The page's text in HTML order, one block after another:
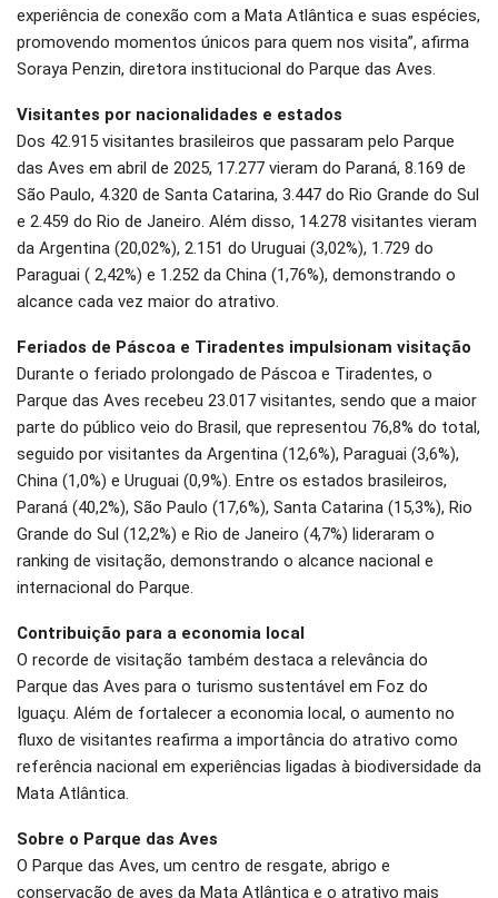
experiência de conexão com a Mata Atlântica e suas espécies,
promovendo momentos únicos para quem nos visita”, afirma
Soraya Penzin, diretora institucional do Parque das Aves.
Visitantes por nacionalidades e estados
Dos 42.915 visitantes brasileiros que passaram pelo Parque
das Aves em abril de 2025, 17.277 vieram do Paraná, 8.169 de
São Paulo, 4.320 de Santa Catarina, 3.447 do Rio Grande do Sul
e 2.459 do Rio de Janeiro. Além disso, 14.278 visitantes vieram
da Argentina (20,02%), 2.151 do Uruguai (3,02%), 1.729 do
Paraguai ( 2,42%) e 1.252 da China (1,76%), demonstrando o
alcance cada vez maior do atrativo.
Feriados de Páscoa e Tiradentes impulsionam visitação
Durante o feriado prolongado de Páscoa e Tiradentes, o
Parque das Aves recebeu 23.017 visitantes, sendo que a maior
parte do público veio do Brasil, que representou 76,8% do total,
seguido por visitantes da Argentina (12,6%), Paraguai (3,6%),
China (1,0%) e Uruguai (0,9%). Entre os estados brasileiros,
Paraná (40,2%), São Paulo (17,6%), Santa Catarina (15,3%), Rio
Grande do Sul (12,2%) e Rio de Janeiro (4,7%) lideraram o
ranking de visitação, demonstrando o alcance nacional e
internacional do Parque.
Contribuição para a economia local
O recorde de visitação também destaca a relevância do
Parque das Aves para o turismo sustentável em Foz do
Iguaçu. Além de fortalecer a economia local, o aumento no
fluxo de visitantes reafirma a importância do atrativo como
referência nacional em experiências ligadas à biodiversidade da
Mata Atlântica.
Sobre o Parque das Aves
O Parque das Aves, um centro de resgate, abrigo e
conservação de aves da Mata Atlântica e o atrativo mais